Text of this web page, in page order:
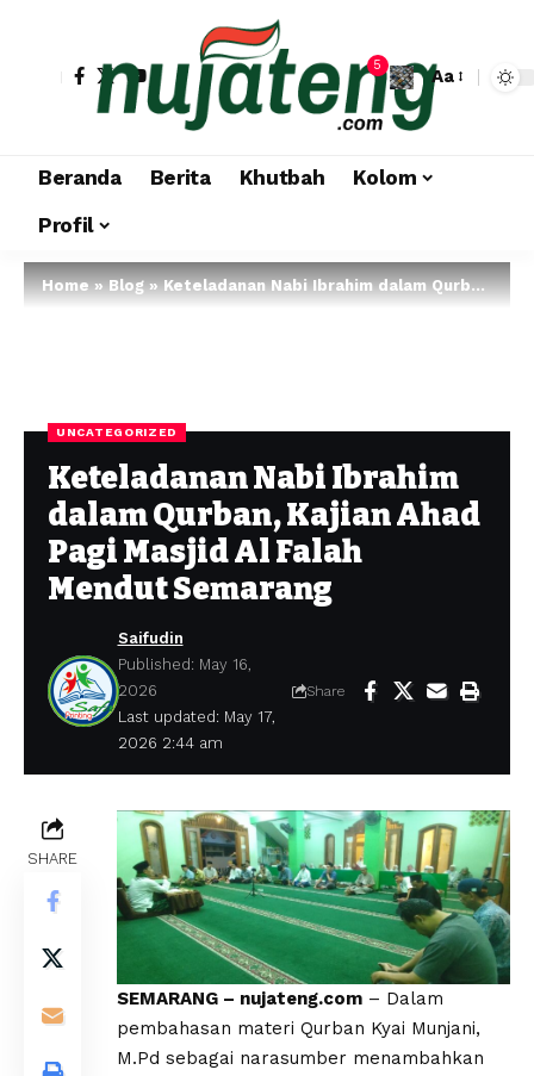
5
Aa
Beranda Berita Khutbah
Kolom
Profil
Home»Blog»Keteladanan Nabi Ibrahim dalam Qurban, Kajian Ahad Pagi Masjid Al Falah Mendut Semarang
UNCATEGORIZED
Keteladanan Nabi Ibrahim
dalam Qurban, Kajian Ahad
Pagi Masjid Al Falah
Mendut Semarang
Last updated: May 17,
2026 2:44 am
Saifudin
Published: May 16,
2026
Share
SHARE
SEMARANG – nujateng.com – Dalam
pembahasan materi Qurban Kyai Munjani,
M.Pd sebagai narasumber menambahkan